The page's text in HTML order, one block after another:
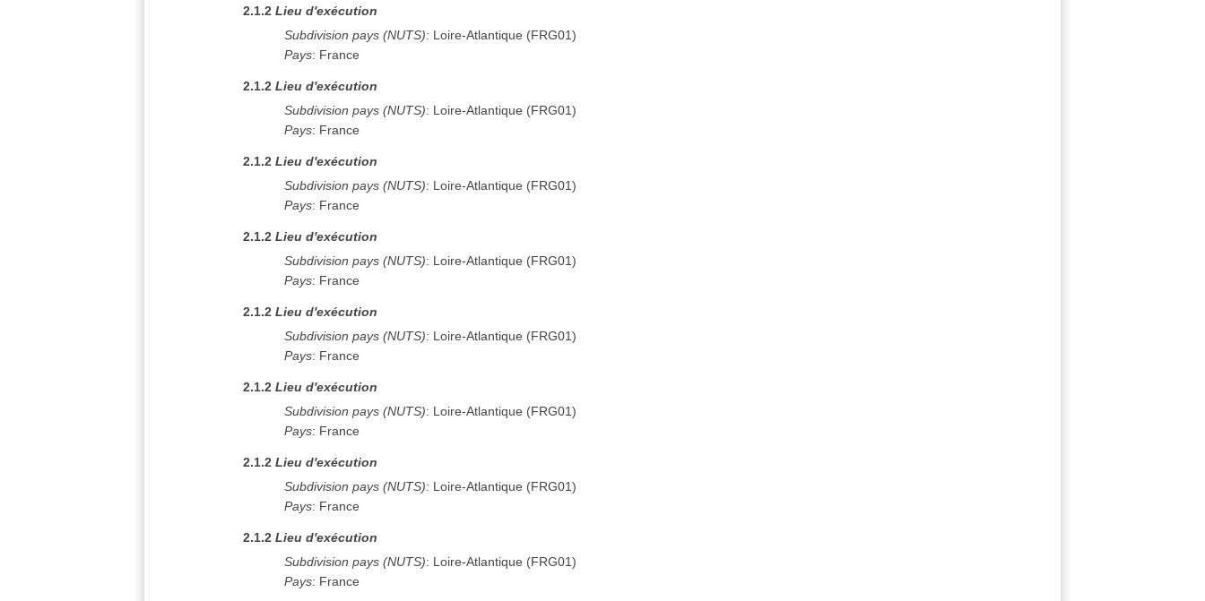
2.1.2Lieu d'exécution
Subdivision pays (NUTS): Loire-Atlantique (FRG01)
Pays: France
2.1.2Lieu d'exécution
Subdivision pays (NUTS): Loire-Atlantique (FRG01)
Pays: France
2.1.2Lieu d'exécution
Subdivision pays (NUTS): Loire-Atlantique (FRG01)
Pays: France
2.1.2Lieu d'exécution
Subdivision pays (NUTS): Loire-Atlantique (FRG01)
Pays: France
2.1.2Lieu d'exécution
Subdivision pays (NUTS): Loire-Atlantique (FRG01)
Pays: France
2.1.2Lieu d'exécution
Subdivision pays (NUTS): Loire-Atlantique (FRG01)
Pays: France
2.1.2Lieu d'exécution
Subdivision pays (NUTS): Loire-Atlantique (FRG01)
Pays: France
2.1.2Lieu d'exécution
Subdivision pays (NUTS): Loire-Atlantique (FRG01)
Pays: France